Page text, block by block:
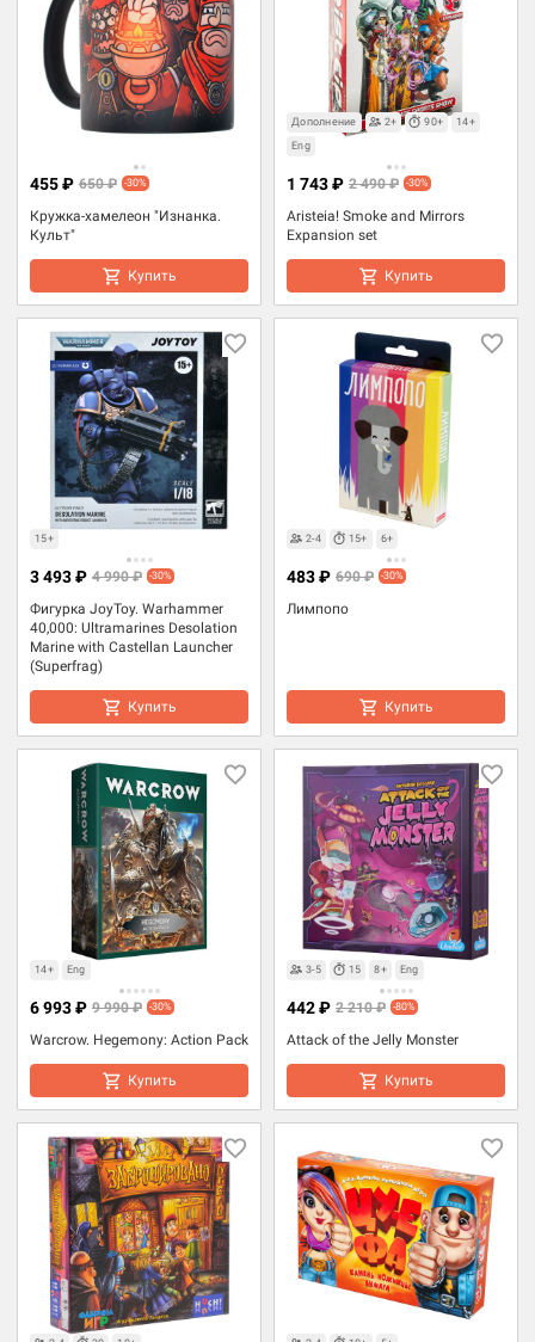
Кружка-хамелеон "Изнанка.
Культ"
455 ₽ 650 ₽ -30%
Купить
Дополнение 2+ 90+
14+
Eng
Aristeia! Smoke and Mirrors
Expansion set
1 743 ₽ 2 490 ₽ -30%
Купить
15+
Фигурка JoyToy. Warhammer
40,000: Ultramarines Desolation
Marine with Castellan Launcher
(Superfrag)
3 493 ₽ 4 990 ₽ -30%
Купить
2-4 15+ 6+
Лимпопо
483 ₽ 690 ₽ -30%
Купить
14+ Eng
Warcrow. Hegemony: Action Pack
6 993 ₽ 9 990 ₽ -30%
Купить
3-5 15 8+ Eng
Attack of the Jelly Monster
442 ₽ 2 210 ₽ -80%
Купить